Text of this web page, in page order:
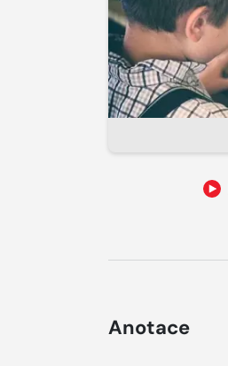
Anotace